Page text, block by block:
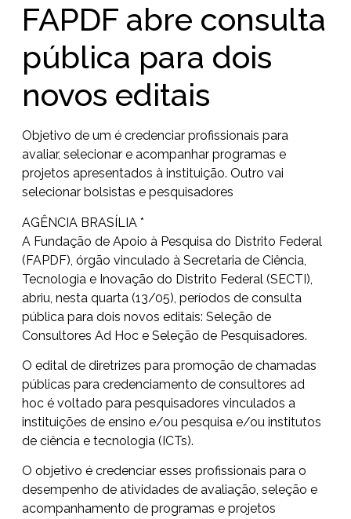
FAPDF abre consulta
pública para dois
novos editais
Objetivo de um é credenciar profissionais para
avaliar, selecionar e acompanhar programas e
projetos apresentados à instituição. Outro vai
selecionar bolsistas e pesquisadores
AGÊNCIA BRASÍLIA *
A Fundação de Apoio à Pesquisa do Distrito Federal
(FAPDF), órgão vinculado à Secretaria de Ciência,
Tecnologia e Inovação do Distrito Federal (SECTI),
abriu, nesta quarta (13/05), períodos de consulta
pública para dois novos editais: Seleção de
Consultores Ad Hoc e Seleção de Pesquisadores.
O edital de diretrizes para promoção de chamadas
públicas para credenciamento de consultores ad
hoc é voltado para pesquisadores vinculados a
instituições de ensino e/ou pesquisa e/ou institutos
de ciência e tecnologia (ICTs).
O objetivo é credenciar esses profissionais para o
desempenho de atividades de avaliação, seleção e
acompanhamento de programas e projetos